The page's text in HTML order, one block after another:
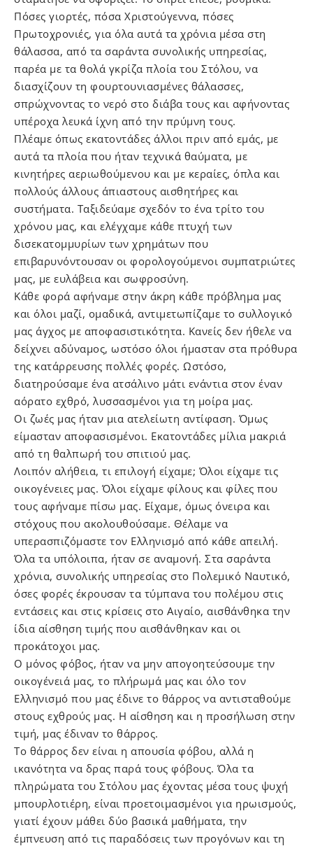
Πόσες γιορτές, πόσα Χριστούγεννα, πόσες
Πρωτοχρονιές, για όλα αυτά τα χρόνια μέσα στη
θάλασσα, από τα σαράντα συνολικής υπηρεσίας,
παρέα με τα θολά γκρίζα πλοία του Στόλου, να
διασχίζουν τη φουρτουνιασμένες θάλασσες,
σπρώχνοντας το νερό στο διάβα τους και αφήνοντας
υπέροχα λευκά ίχνη από την πρύμνη τους.
Πλέαμε όπως εκατοντάδες άλλοι πριν από εμάς, με
αυτά τα πλοία που ήταν τεχνικά θαύματα, με
κινητήρες αεριωθούμενου και με κεραίες, όπλα και
πολλούς άλλους άπιαστους αισθητήρες και
συστήματα. Ταξιδεύαμε σχεδόν το ένα τρίτο του
χρόνου μας, και ελέγχαμε κάθε πτυχή των
δισεκατομμυρίων των χρημάτων που
επιβαρυνόντουσαν οι φορολογούμενοι συμπατριώτες
μας, με ευλάβεια και σωφροσύνη.
Κάθε φορά αφήναμε στην άκρη κάθε πρόβλημα μας
και όλοι μαζί, ομαδικά, αντιμετωπίζαμε το συλλογικό
μας άγχος με αποφασιστικότητα. Κανείς δεν ήθελε να
δείχνει αδύναμος, ωστόσο όλοι ήμασταν στα πρόθυρα
της κατάρρευσης πολλές φορές. Ωστόσο,
διατηρούσαμε ένα ατσάλινο μάτι ενάντια στον έναν
αόρατο εχθρό, λυσσασμένοι για τη μοίρα μας.
Οι ζωές μας ήταν μια ατελείωτη αντίφαση. Όμως
είμασταν αποφασισμένοι. Εκατοντάδες μίλια μακριά
από τη θαλπωρή του σπιτιού μας.
Λοιπόν αλήθεια, τι επιλογή είχαμε; Όλοι είχαμε τις
οικογένειες μας. Όλοι είχαμε φίλους και φίλες που
τους αφήναμε πίσω μας. Είχαμε, όμως όνειρα και
στόχους που ακολουθούσαμε. Θέλαμε να
υπερασπιζόμαστε τον Ελληνισμό από κάθε απειλή.
Όλα τα υπόλοιπα, ήταν σε αναμονή. Στα σαράντα
χρόνια, συνολικής υπηρεσίας στο Πολεμικό Ναυτικό,
όσες φορές έκρουσαν τα τύμπανα του πολέμου στις
εντάσεις και στις κρίσεις στο Αιγαίο, αισθάνθηκα την
ίδια αίσθηση τιμής που αισθάνθηκαν και οι
προκάτοχοι μας.
Ο μόνος φόβος, ήταν να μην απογοητεύσουμε την
οικογένειά μας, το πλήρωμά μας και όλο τον
Ελληνισμό που μας έδινε το θάρρος να αντισταθούμε
στους εχθρούς μας. Η αίσθηση και η προσήλωση στην
τιμή, μας έδιναν το θάρρος.
Το θάρρος δεν είναι η απουσία φόβου, αλλά η
ικανότητα να δρας παρά τους φόβους. Όλα τα
πληρώματα του Στόλου μας έχοντας μέσα τους ψυχή
μπουρλοτιέρη, είναι προετοιμασμένοι για ηρωισμούς,
γιατί έχουν μάθει δύο βασικά μαθήματα, την
έμπνευση από τις παραδόσεις των προγόνων και τη